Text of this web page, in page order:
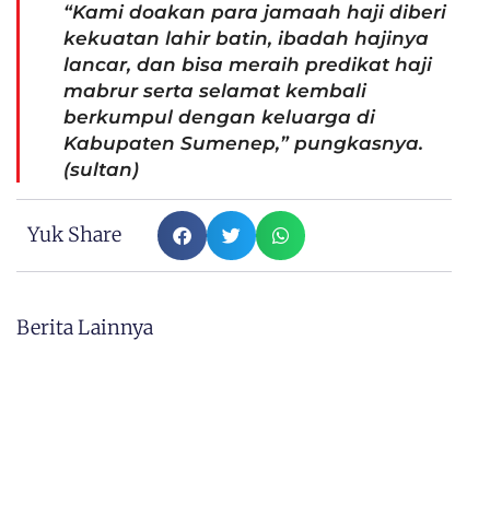
“Kami doakan para jamaah haji diberi
kekuatan lahir batin, ibadah hajinya
lancar, dan bisa meraih predikat haji
mabrur serta selamat kembali
berkumpul dengan keluarga di
Kabupaten Sumenep,” pungkasnya.
(sultan)
Yuk Share
Berita Lainnya